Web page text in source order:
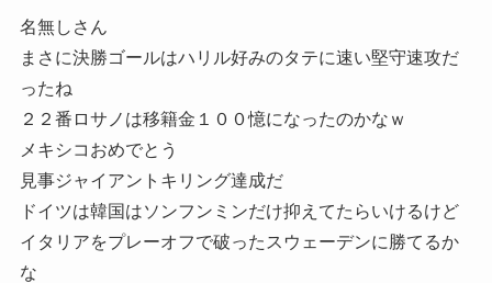
名無しさん
まさに決勝ゴールはハリル好みのタテに速い堅守速攻だ
ったね
２２番ロサノは移籍金１００憶になったのかなｗ
メキシコおめでとう
見事ジャイアントキリング達成だ
ドイツは韓国はソンフンミンだけ抑えてたらいけるけど
イタリアをプレーオフで破ったスウェーデンに勝てるか
な